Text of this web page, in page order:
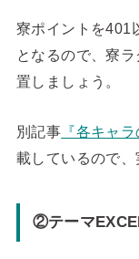
寮ポイントを401
となるので、寮
置しましょう。
別記事 『各キャ
載しているので、
②テーマ